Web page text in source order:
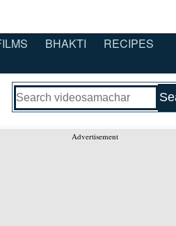
BHAKTI
RECIPES
Advertisement